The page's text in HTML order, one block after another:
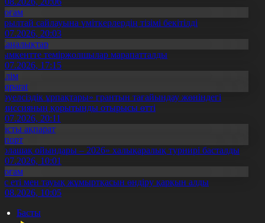
сайлауына үміткерлердің тізімі бекітілді
20:03
теміржолшылар марапатталды
17:15
ұрпақтары» грантын тағайындау жөніндегі
қорытынды отырысы өтті
20:11
ақпарат
ойындары – 2026» халықаралық турнирі басталды
10:01
еті мен тауық жұмыртқасын өндіру қарқын алды
10:05
Басты